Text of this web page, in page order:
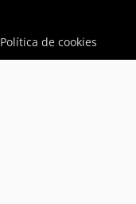
Política de cookies